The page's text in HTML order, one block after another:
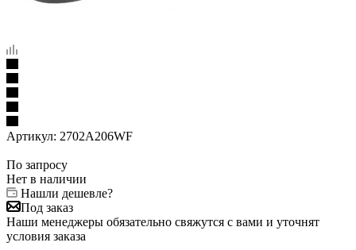
Артикул: 2702A206WF
По запросу
Нет в наличии
Нашли дешевле?
Под заказ
Наши менеджеры обязательно свяжутся с вами и уточнят
условия заказа